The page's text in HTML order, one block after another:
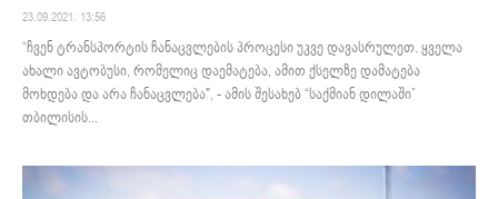
23.09.2021. 13:56
“ჩვენ ტრანსპორტის ჩანაცვლების პროცესი უკვე დავასრულეთ. ყველა
ახალი ავტობუსი, რომელიც დაემატება, ამით ქსელზე დამატება
მოხდება და არა ჩანაცვლება", - ამის შესახებ “საქმიან დილაში”
თბილისის...